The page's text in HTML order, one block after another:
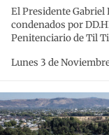
El Presidente Gabriel
condenados por
Penitenciario de Til
Lunes 3 de